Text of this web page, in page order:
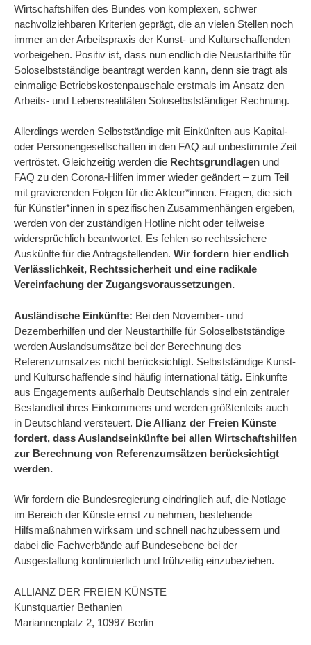
Wirtschaftshilfen des Bundes von komplexen, schwer
nachvollziehbaren Kriterien geprägt, die an vielen Stellen noch
immer an der Arbeitspraxis der Kunst- und Kulturschaffenden
vorbeigehen. Positiv ist, dass nun endlich die Neustarthilfe für
Soloselbstständige beantragt werden kann, denn sie trägt als
einmalige Betriebskostenpauschale erstmals im Ansatz den
Arbeits- und Lebensrealitäten Soloselbstständiger Rechnung.
Allerdings werden Selbstständige mit Einkünften aus Kapital-
oder Personengesellschaften in den FAQ auf unbestimmte Zeit
vertröstet. Gleichzeitig werden die Rechtsgrundlagen und
FAQ zu den Corona-Hilfen immer wieder geändert – zum Teil
mit gravierenden Folgen für die Akteur*innen. Fragen, die sich
für Künstler*innen in spezifischen Zusammenhängen ergeben,
werden von der zuständigen Hotline nicht oder teilweise
widersprüchlich beantwortet. Es fehlen so rechtssichere
Auskünfte für die Antragstellenden. Wir fordern hier endlich
Verlässlichkeit, Rechtssicherheit und eine radikale
Vereinfachung der Zugangsvoraussetzungen.
Ausländische Einkünfte: Bei den November- und
Dezemberhilfen und der Neustarthilfe für Soloselbstständige
werden Auslandsumsätze bei der Berechnung des
Referenzumsatzes nicht berücksichtigt. Selbstständige Kunst-
und Kulturschaffende sind häufig international tätig. Einkünfte
aus Engagements außerhalb Deutschlands sind ein zentraler
Bestandteil ihres Einkommens und werden größtenteils auch
in Deutschland versteuert. Die Allianz der Freien Künste
fordert, dass Auslandseinkünfte bei allen Wirtschaftshilfen
zur Berechnung von Referenzumsätzen berücksichtigt
werden.
Wir fordern die Bundesregierung eindringlich auf, die Notlage
im Bereich der Künste ernst zu nehmen, bestehende
Hilfsmaßnahmen wirksam und schnell nachzubessern und
dabei die Fachverbände auf Bundesebene bei der
Ausgestaltung kontinuierlich und frühzeitig einzubeziehen.
ALLIANZ DER FREIEN KÜNSTE
Kunstquartier Bethanien
Mariannenplatz 2, 10997 Berlin